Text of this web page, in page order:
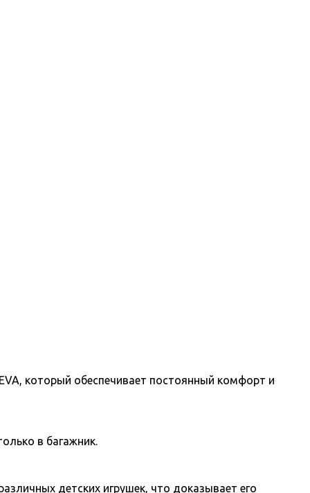
который обеспечивает постоянный комфорт и
в багажник.
детских игрушек, что доказывает его